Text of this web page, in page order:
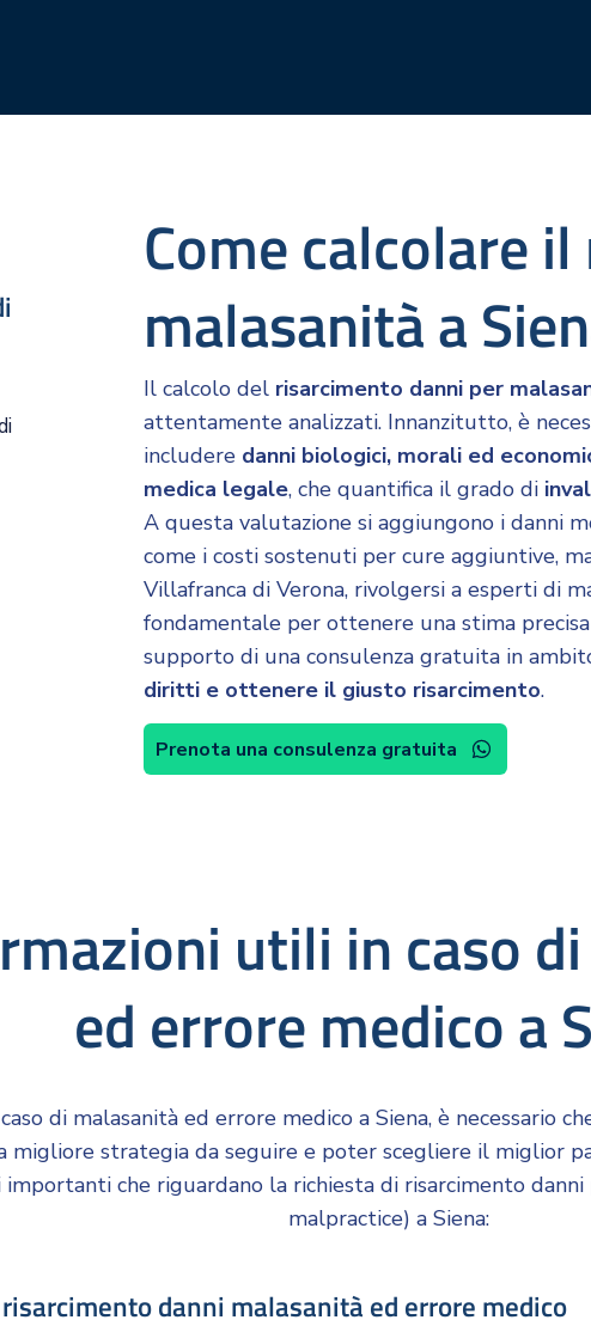
Come calcolare
malasanità a
Il calcolo del risarcimento danni per
attentamente analizzati. Innanzitutto, è
includere danni biologici, morali ed
medica legale, che quantifica il grado di
A questa valutazione si aggiungono i danni
come i costi sostenuti per cure aggiuntive,
Villafranca di Verona, rivolgersi a esperti di
fondamentale per ottenere una stima
supporto di una consulenza gratuita in
diritti e ottenere il giusto risarcimento.
Prenota una consulenza gratuita
utili in caso
ed errore medico a
di malasanità ed errore medico a Siena, è necessario
migliore strategia da seguire e poter scegliere il miglior
importanti che riguardano la richiesta di risarcimento
malpractice) a Siena: ​​
danni malasanità ed errore medico